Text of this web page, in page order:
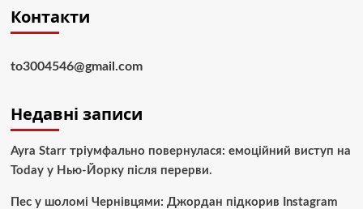
Контакти
to3004546@gmail.com
Недавні записи
Ayra Starr тріумфально повернулася: емоційний виступ на
Today у Нью-Йорку після перерви.
Пес у шоломі Чернівцями: Джордан підкорив Instagram